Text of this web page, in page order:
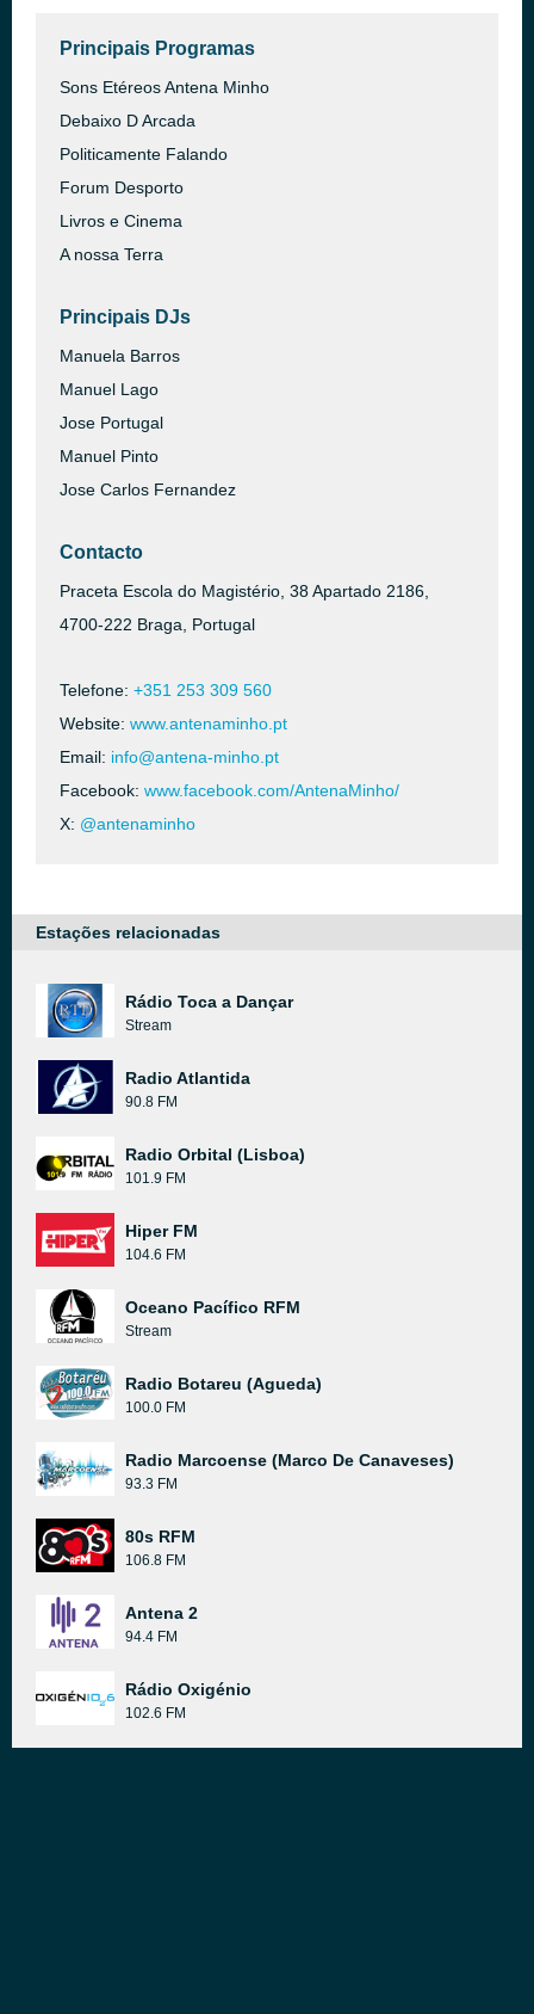
Principais Programas
Sons Etéreos Antena Minho
Debaixo D Arcada
Politicamente Falando
Forum Desporto
Livros e Cinema
A nossa Terra
Principais DJs
Manuela Barros
Manuel Lago
Jose Portugal
Manuel Pinto
Jose Carlos Fernandez
Contacto
Praceta Escola do Magistério, 38 Apartado 2186,
4700-222 Braga, Portugal
Telefone: +351 253 309 560
Website: www.antenaminho.pt
Email: info@antena-minho.pt
Facebook: www.facebook.com/AntenaMinho/
X: @antenaminho
Estações relacionadas
Rádio Toca a Dançar
Stream
Radio Atlantida
90.8 FM
Radio Orbital (Lisboa)
101.9 FM
Hiper FM
104.6 FM
Oceano Pacífico RFM
Stream
Radio Botareu (Agueda)
100.0 FM
Radio Marcoense (Marco De Canaveses)
93.3 FM
80s RFM
106.8 FM
Antena 2
94.4 FM
Rádio Oxigénio
102.6 FM